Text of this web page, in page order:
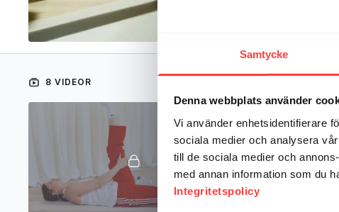
Samtycke
Denna webbplats använder
Vi använder enhetsidentifierare
sociala medier och analysera
till de sociala medier och
med annan information som du
Integritetspolicy
8 VIDEOR